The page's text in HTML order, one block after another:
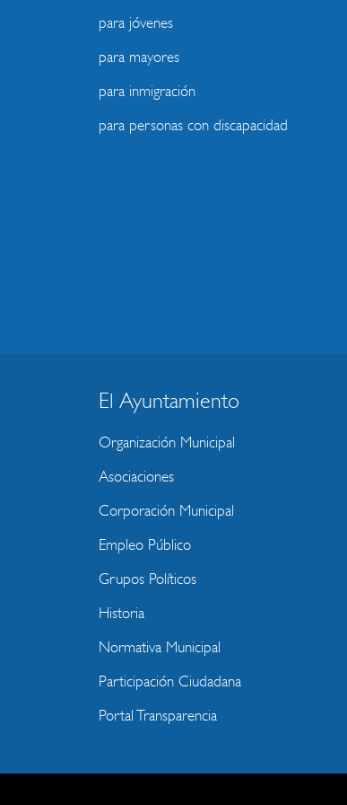
para jóvenes
para mayores
para inmigración
para personas con discapacidad
BLOQUE
MENU
WEBSITE
El Ayuntamiento
Organización Municipal
Asociaciones
Corporación Municipal
Empleo Público
Grupos Políticos
Historia
Normativa Municipal
Participación Ciudadana
Portal Transparencia